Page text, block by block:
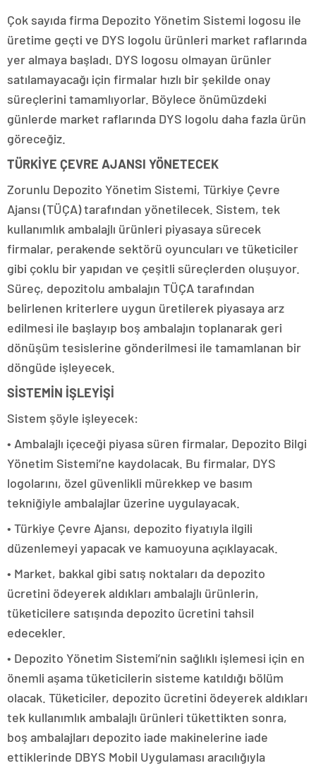
Çok sayıda firma Depozito Yönetim Sistemi logosu ile
üretime geçti ve DYS logolu ürünleri market raflarında
yer almaya başladı. DYS logosu olmayan ürünler
satılamayacağı için firmalar hızlı bir şekilde onay
süreçlerini tamamlıyorlar. Böylece önümüzdeki
günlerde market raflarında DYS logolu daha fazla ürün
göreceğiz.
TÜRKİYE ÇEVRE AJANSI YÖNETECEK
Zorunlu Depozito Yönetim Sistemi, Türkiye Çevre
Ajansı (TÜÇA) tarafından yönetilecek. Sistem, tek
kullanımlık ambalajlı ürünleri piyasaya sürecek
firmalar, perakende sektörü oyuncuları ve tüketiciler
gibi çoklu bir yapıdan ve çeşitli süreçlerden oluşuyor.
Süreç, depozitolu ambalajın TÜÇA tarafından
belirlenen kriterlere uygun üretilerek piyasaya arz
edilmesi ile başlayıp boş ambalajın toplanarak geri
dönüşüm tesislerine gönderilmesi ile tamamlanan bir
döngüde işleyecek.
SİSTEMİN İŞLEYİŞİ
Sistem şöyle işleyecek:
• Ambalajlı içeceği piyasa süren firmalar, Depozito Bilgi
Yönetim Sistemi’ne kaydolacak. Bu firmalar, DYS
logolarını, özel güvenlikli mürekkep ve basım
tekniğiyle ambalajlar üzerine uygulayacak.
• Türkiye Çevre Ajansı, depozito fiyatıyla ilgili
düzenlemeyi yapacak ve kamuoyuna açıklayacak.
• Market, bakkal gibi satış noktaları da depozito
ücretini ödeyerek aldıkları ambalajlı ürünlerin,
tüketicilere satışında depozito ücretini tahsil
edecekler.
• Depozito Yönetim Sistemi’nin sağlıklı işlemesi için en
önemli aşama tüketicilerin sisteme katıldığı bölüm
olacak. Tüketiciler, depozito ücretini ödeyerek aldıkları
tek kullanımlık ambalajlı ürünleri tükettikten sonra,
boş ambalajları depozito iade makinelerine iade
ettiklerinde DBYS Mobil Uygulaması aracılığıyla